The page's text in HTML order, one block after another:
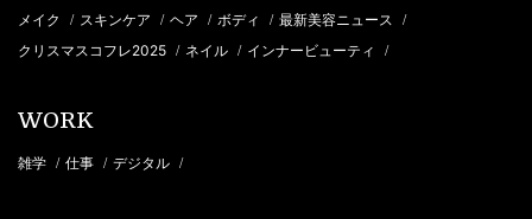
メイク / スキンケア / ヘア / ボディ / 最新美容ニュース /
クリスマスコフレ2025 / ネイル / インナービューティ /
WORK
雑学 / 仕事 / デジタル /